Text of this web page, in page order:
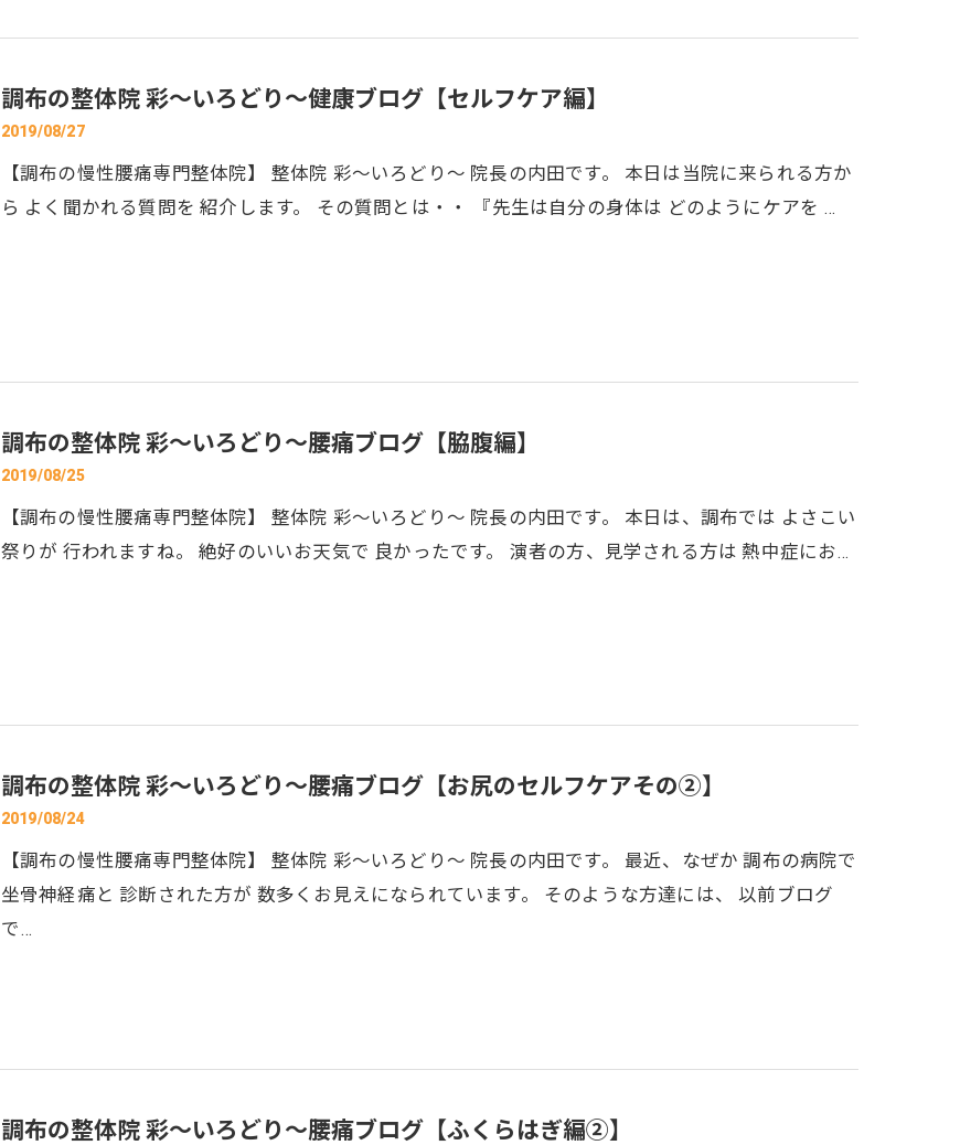
調布の整体院 彩～いろどり～健康ブログ【セルフケア編】
2019/08/27
【調布の慢性腰痛専門整体院】 整体院 彩～いろどり～ 院長の内田です。 本日は当院に来られる方か
ら よく聞かれる質問を 紹介します。 その質問とは・・ 『先生は自分の身体は どのようにケアを …
調布の整体院 彩～いろどり～腰痛ブログ【脇腹編】
2019/08/25
【調布の慢性腰痛専門整体院】 整体院 彩～いろどり～ 院長の内田です。 本日は、調布では よさこい
祭りが 行われますね。 絶好のいいお天気で 良かったです。 演者の方、見学される方は 熱中症にお…
調布の整体院 彩～いろどり～腰痛ブログ【お尻のセルフケアその②】
2019/08/24
【調布の慢性腰痛専門整体院】 整体院 彩～いろどり～ 院長の内田です。 最近、なぜか 調布の病院で
坐骨神経痛と 診断された方が 数多くお見えになられています。 そのような方達には、 以前ブログ
で…
調布の整体院 彩～いろどり～腰痛ブログ【ふくらはぎ編②】
お問い合わせはこちら